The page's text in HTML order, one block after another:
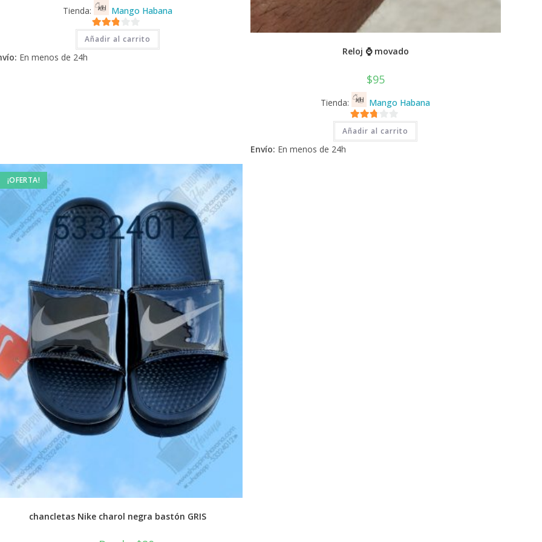
Tienda: Mango Habana
2.71
de 5
Añadir al carrito
En menos de 24h
Reloj ⌚ movado
$95
Tienda: Mango Habana
2.71
de 5
Añadir al carrito
Envío: En menos de 24h
¡OFERTA!
chancletas Nike charol negra bastón GRIS